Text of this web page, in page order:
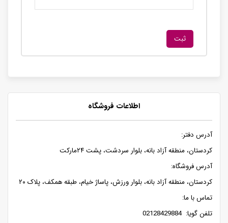
اطلاعات فروشگاه
آدرس دفتر:
کردستان، منطقه آزاد بانه، بلوار سردشت، پشت ۲۴مارکت
آدرس فروشگاه:
کردستان، منطقه آزاد بانه، بلوار ورزش، پاساژ خیام، طبقه همکف، پلاک ۲۰
تماس با ما:
تلفن گویا: 02128429884